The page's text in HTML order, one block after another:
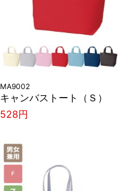
MA9002
キャンバストート（Ｓ）
528円